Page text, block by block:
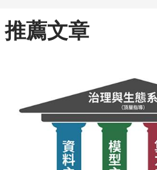
推薦文章